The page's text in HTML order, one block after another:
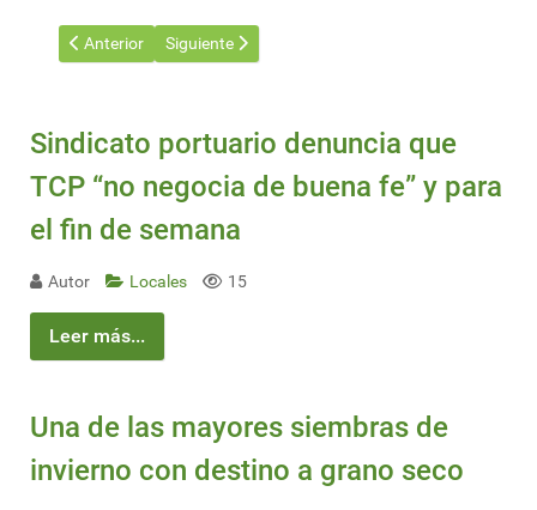
Artículo anterior: Lluvias ácidas y su efecto sobre el agro
Anterior Artículo siguiente: El control de la maleza en el
Siguiente
Sindicato portuario denuncia que
TCP “no negocia de buena fe” y para
el fin de semana
Autor Locales 15
Leer más...
Una de las mayores siembras de
invierno con destino a grano seco